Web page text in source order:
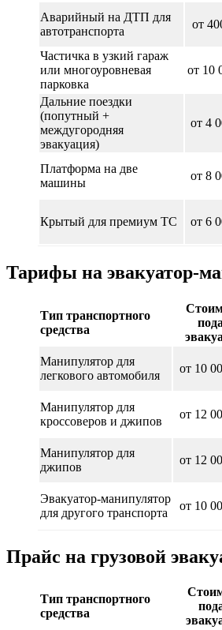
Аварийный на ДТП для
автотранспорта
от
Частичка в узкий гараж
или многоуровневая
парковка
от 10
Дальние поездки
(попутный +
междугородняя
эвакуация)
от 4
Платформа на две
машины
от 8
Крытый для премиум ТС от 6
Тарифы на эвакуатор-
Тип транспортного
средства
Манипулятор для
легкового автомобиля
от 10
Манипулятор для
кроссоверов и джипов
от 12
Манипулятор для
джипов
от 12
Эвакуатор-манипулятор
для другого транспорта
от 10
Прайс на грузовой
Тип транспортного
средства